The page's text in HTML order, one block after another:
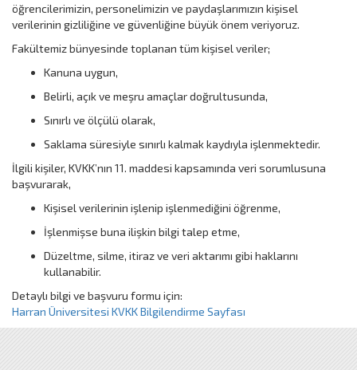
öğrencilerimizin, personelimizin ve paydaşlarımızın kişisel
verilerinin gizliliğine ve güvenliğine büyük önem veriyoruz.
Fakültemiz bünyesinde toplanan tüm kişisel veriler;
Kanuna uygun,
Belirli, açık ve meşru amaçlar doğrultusunda,
Sınırlı ve ölçülü olarak,
Saklama süresiyle sınırlı kalmak kaydıyla işlenmektedir.
İlgili kişiler, KVKK’nın 11. maddesi kapsamında veri sorumlusuna
başvurarak,
Kişisel verilerinin işlenip işlenmediğini öğrenme,
İşlenmişse buna ilişkin bilgi talep etme,
Düzeltme, silme, itiraz ve veri aktarımı gibi haklarını
kullanabilir.
Detaylı bilgi ve başvuru formu için:
Harran Üniversitesi KVKK Bilgilendirme Sayfası